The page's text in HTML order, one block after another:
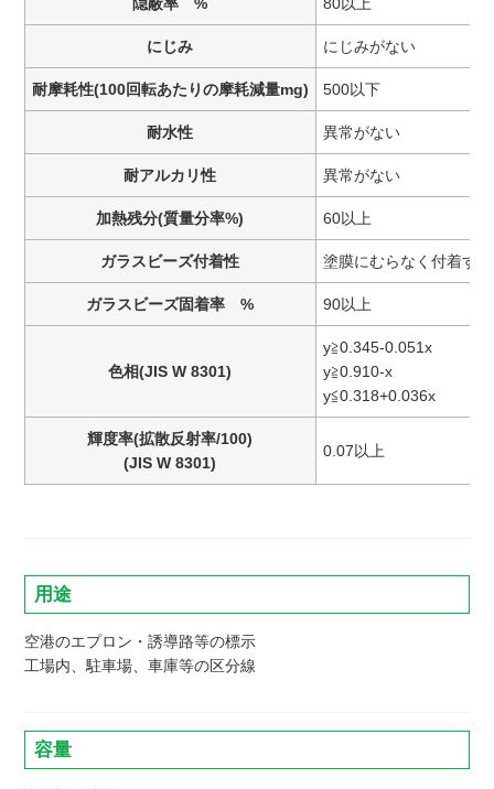
にじみ にじみがない
耐摩耗性(100回転あたりの摩耗減量mg) 500以下
耐水性 異常がない
耐アルカリ性 異常がない
加熱残分(質量分率%) 60以上
ガラスビーズ付着性 塗膜にむらなく付着する
ガラスビーズ固着率 % 90以上
色相(JIS W 8301)
y≧0.345-0.051x
y≧0.910-x
y≦0.318+0.036x
輝度率(拡散反射率/100)
(JIS W 8301)
0.07以上
用途
空港のエプロン・誘導路等の標示
工場内、駐車場、車庫等の区分線
容量